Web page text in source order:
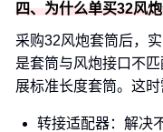
四、为什么单买32风炮
采购32风炮套筒后，
是套筒与风炮接口不
展标准长度套筒。这
转接适配器：解决